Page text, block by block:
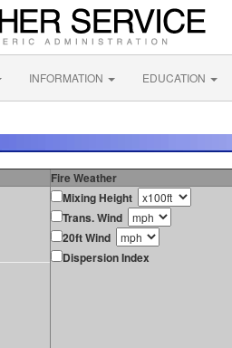
INFORMATION EDUCATION
Fire Weather
Mixing Height
Trans. Wind
20ft Wind
Dispersion Index